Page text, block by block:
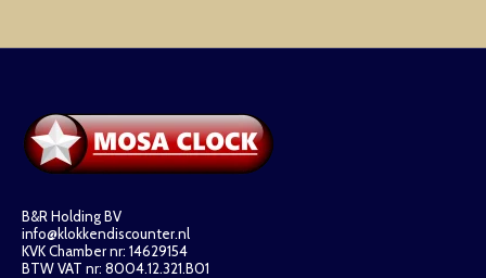
B&R Holding BV
info@klokkendiscounter.nl
KVK Chamber nr: 14629154
BTW VAT nr: 8004.12.321.B01